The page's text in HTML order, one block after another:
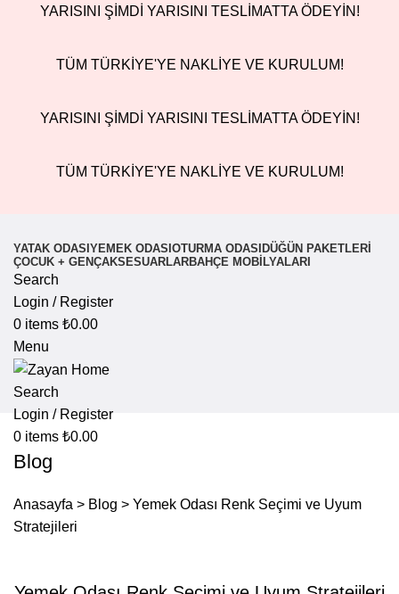
YARISINI ŞİMDİ YARISINI TESLİMATTA ÖDEYİN!
TÜM TÜRKİYE'YE NAKLİYE VE KURULUM!
YARISINI ŞİMDİ YARISINI TESLİMATTA ÖDEYİN!
TÜM TÜRKİYE'YE NAKLİYE VE KURULUM!
YATAK ODASI YEMEK ODASI OTURMA ODASI DÜĞÜN PAKETLERI
ÇOCUK + GENÇAKSESUARLARBAHÇE MOBILYALARI
Search
Login / Register
0 items ₺0.00
Menu
Search
Login / Register
0 items ₺0.00
Blog
Anasayfa > Blog > Yemek Odası Renk Seçimi ve Uyum
Stratejileri